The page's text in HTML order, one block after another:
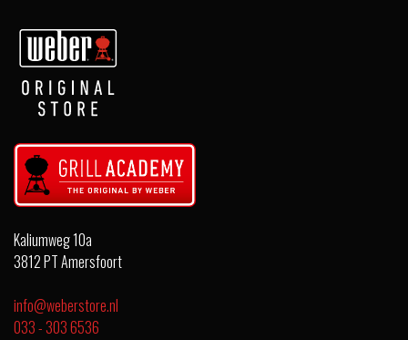
Kaliumweg 10a
3812 PT Amersfoort
info@weberstore.nl
033 - 303 6536